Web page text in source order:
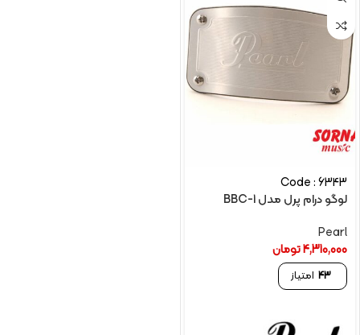
Code : 6343
لوگو درام پرل مدل BBC-1
Pearl
4,310,000تومان
43 امتیاز